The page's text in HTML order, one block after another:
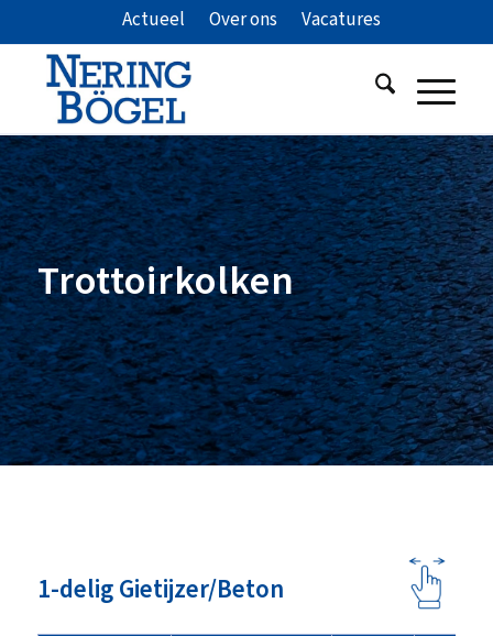
Actueel Over ons Vacatures
Trottoirkolken
1-delig Gietijzer/Beton